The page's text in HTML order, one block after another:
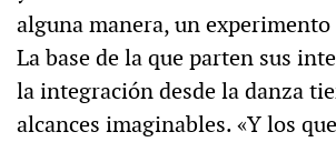
alguna manera, un
La base de la que parten sus
la integración desde la danza
alcances imaginables. «Y los